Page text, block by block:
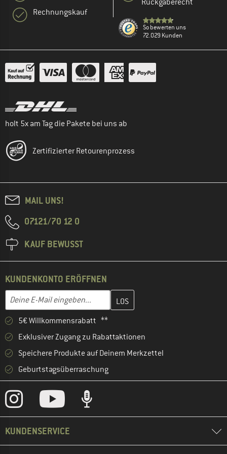
Rechnungskauf
So bewerten uns
72.029 Kunden
holt 5x am Tag die Pakete bei uns ab
Zertifizierter Retourenprozess
MAIL UNS!
07121/70 12 0
KAUF BEWUSST
KUNDENKONTO ERÖFFNEN
E-Mail-Adresse
Gib hier deine E-Mail-Adresse ein und erstelle im nächsten
5€ Willkommensrabatt **
Exklusiver Zugang zu Rabattaktionen
Speichere Produkte auf Deinem Merkzettel
Geburtstagsüberraschung
KUNDENSERVICE